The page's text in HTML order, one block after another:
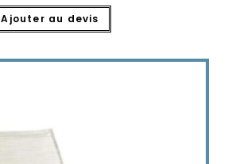
Ajouter au devis